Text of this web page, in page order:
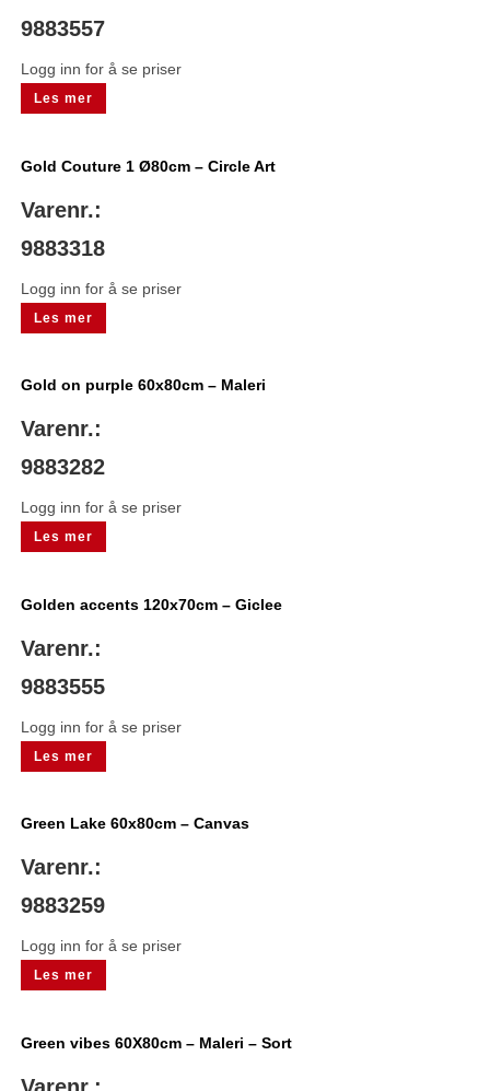
9883557
Logg inn for å se priser
Les mer
Gold Couture 1 Ø80cm – Circle Art
Varenr.:
9883318
Logg inn for å se priser
Les mer
Gold on purple 60x80cm – Maleri
Varenr.:
9883282
Logg inn for å se priser
Les mer
Golden accents 120x70cm – Giclee
Varenr.:
9883555
Logg inn for å se priser
Les mer
Green Lake 60x80cm – Canvas
Varenr.:
9883259
Logg inn for å se priser
Les mer
Green vibes 60X80cm – Maleri – Sort
Varenr.: